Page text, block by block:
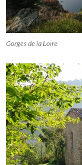
Gorges de la Loire